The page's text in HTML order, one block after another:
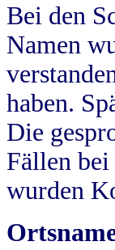
Bei den
Namen
haben.
Die
Fällen
wurden